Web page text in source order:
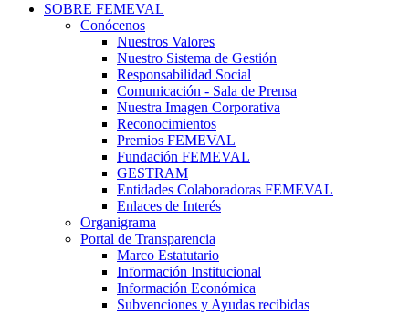
SOBRE FEMEVAL
Conócenos
Nuestros Valores
Nuestro Sistema de Gestión
Responsabilidad Social
Comunicación - Sala de Prensa
Nuestra Imagen Corporativa
Reconocimientos
Premios FEMEVAL
Fundación FEMEVAL
GESTRAM
Entidades Colaboradoras FEMEVAL
Enlaces de Interés
Organigrama
Portal de Transparencia
Marco Estatutario
Información Institucional
Información Económica
Subvenciones y Ayudas recibidas